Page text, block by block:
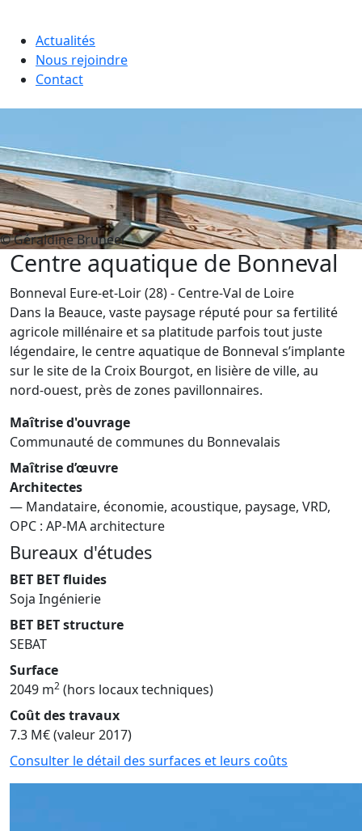
Actualités
Nous rejoindre
Contact
© Géraldine Bruneel
Centre aquatique de Bonneval
Bonneval Eure-et-Loir (28)- Centre-Val de Loire
Dans la Beauce, vaste paysage réputé pour sa fertilité
agricole millénaire et sa platitude parfois tout juste
légendaire, le centre aquatique de Bonneval s’implante
sur le site de la Croix Bourgot, en lisière de ville, au
nord-ouest, près de zones pavillonnaires.
Maîtrise d'ouvrage
Communauté de communes du Bonnevalais
Maîtrise d’œuvre
Architectes
— Mandataire, économie, acoustique, paysage, VRD,
OPC : AP-MA architecture
Bureaux d'études
BET BET fluides
Soja Ingénierie
BET BET structure
SEBAT
Surface
2049 m2 (hors locaux techniques)
Coût des travaux
7.3 M€ (valeur 2017)
Consulter le détail des surfaces et leurs coûts